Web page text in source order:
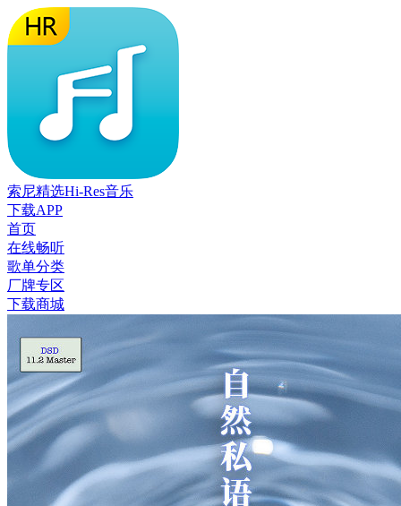
索尼精选Hi-Res音乐
下载APP
首页
在线畅听
歌单分类
厂牌专区
下载商城